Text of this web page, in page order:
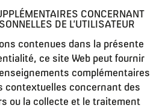
CONCERNANT
DE L’UTILISATEUR
contenues dans la présente
ce site Web peut fournir
complémentaires
contextuelles concernant des
ou la collecte et le traitement